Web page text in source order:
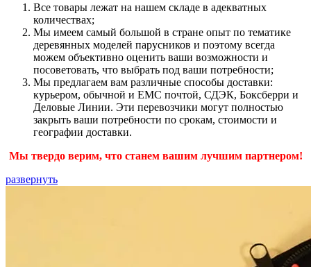
Все товары лежат на нашем складе в адекватных
количествах;
Мы имеем самый большой в стране опыт по тематике
деревянных моделей парусников и поэтому всегда
можем объективно оценить ваши возможности и
посоветовать, что выбрать под ваши потребности;
Мы предлагаем вам различные способы доставки:
курьером, обычной и ЕМС почтой, СДЭК, Боксберри и
Деловые Линии. Эти перевозчики могут полностью
закрыть ваши потребности по срокам, стоимости и
географии доставки.
Мы твердо верим, что станем вашим лучшим партнером!
развернуть